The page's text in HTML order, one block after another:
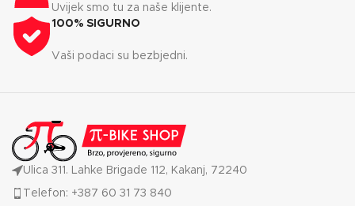
Uvijek smo tu za naše klijente.
100% SIGURNO
Vaši podaci su bezbjedni.
Ulica 311. Lahke Brigade 112, Kakanj, 72240
Telefon: +387 60 31 73 840